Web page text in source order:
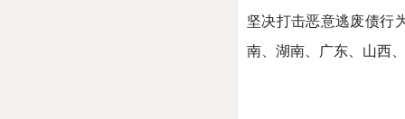
坚决打击恶意逃废债行
南、湖南、广东、山西